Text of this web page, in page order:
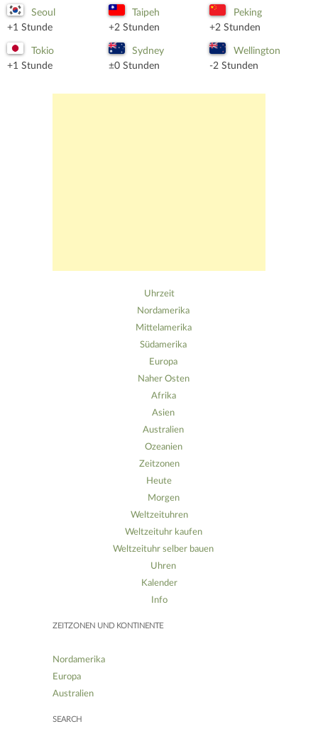
Seoul
+1 Stunde
Taipeh
+2 Stunden
Peking
+2 Stunden
Tokio
+1 Stunde
Sydney
±0 Stunden
Wellington
-2 Stunden
Uhrzeit
Nordamerika
Mittelamerika
Südamerika
Europa
Naher Osten
Afrika
Asien
Australien
Ozeanien
Zeitzonen
Heute
Morgen
Weltzeituhren
Weltzeituhr kaufen
Weltzeituhr selber bauen
Uhren
Kalender
Info
ZEITZONEN UND KONTINENTE
Nordamerika
Europa
Australien
SEARCH